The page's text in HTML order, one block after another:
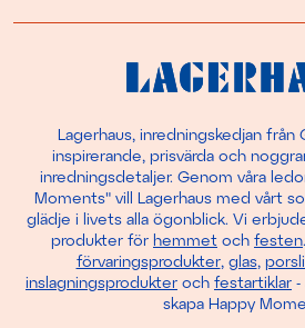
Lagerhaus, inredningskedjan
inspirerande, prisvärda och
inredningsdetaljer. Genom våra
Moments" vill Lagerhaus med vårt
glädje i livets alla ögonblick. Vi
produkter för hemmet och festen.
förvaringsprodukter, glas,
inslagningsprodukter och festartiklar -
skapa Happy